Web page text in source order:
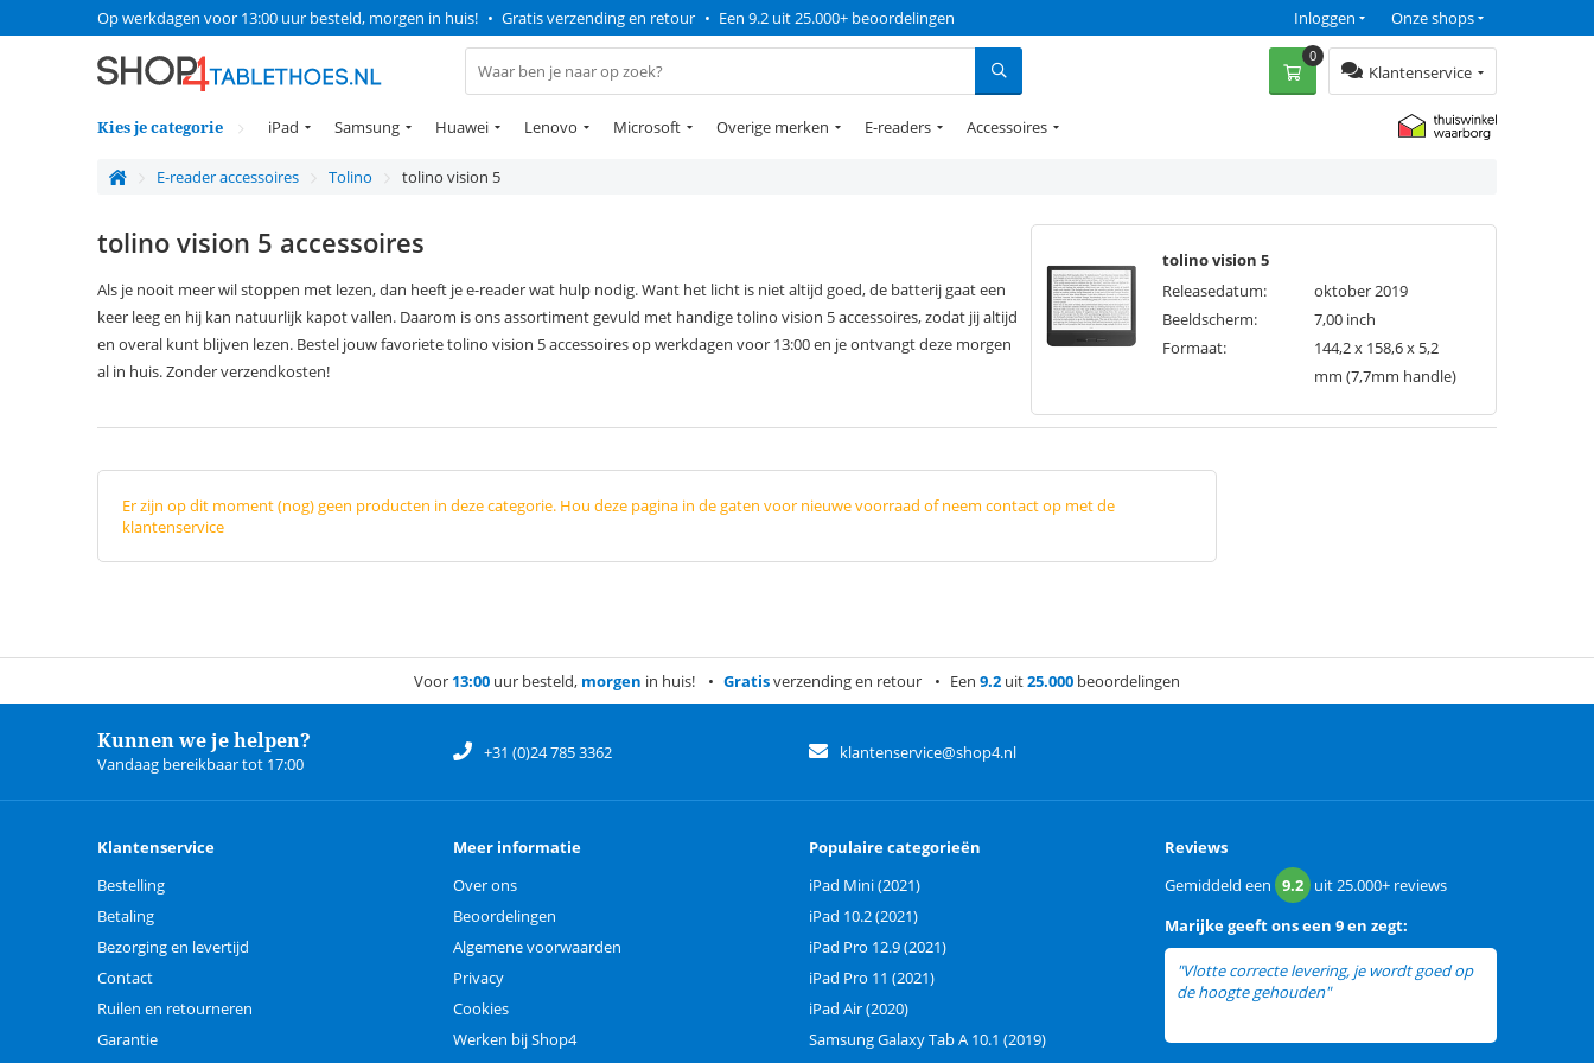
Op werkdagen voor 13:00 uur besteld, morgen in huis! • Gratis verzending en retour • Een 9.2 uit 25.000+ beoordelingen Onze shops
Inloggen
Klantenservice
0
Kies je categorie iPad Samsung Huawei Lenovo Microsoft Overige merken E-readers Accessoires
E-reader accessoires Tolino tolino vision 5
tolino vision 5 accessoires
Als je nooit meer wil stoppen met lezen, dan heeft je e-reader wat hulp nodig. Want het licht is niet altijd goed, de batterij gaat een
keer leeg en hij kan natuurlijk kapot vallen. Daarom is ons assortiment gevuld met handige tolino vision 5 accessoires, zodat jij altijd
en overal kunt blijven lezen. Bestel jouw favoriete tolino vision 5 accessoires op werkdagen voor 13:00 en je ontvangt deze morgen
al in huis. Zonder verzendkosten!
tolino vision 5
Releasedatum:
oktober 2019
Beeldscherm:
7,00 inch
Formaat:
144,2 x 158,6 x 5,2
mm (7,7mm handle)
Er zijn op dit moment (nog) geen producten in deze categorie. Hou deze pagina in de gaten voor nieuwe voorraad of neem contact op met de
klantenservice
Voor 13:00 uur besteld, morgen in huis! Gratisverzending en retour Een 9.2 uit25.000 beoordelingen
Kunnen we je helpen?
Vandaag bereikbaar tot 17:00
+31 (0)24 785 3362 klantenservice@shop4.nl
Klantenservice
Bestelling
Betaling
Bezorging en levertijd
Contact
Ruilen en retourneren
Garantie
Meer informatie
Over ons
Beoordelingen
Algemene voorwaarden
Privacy
Cookies
Werken bij Shop4
Populaire categorieën
iPad Mini (2021)
iPad 10.2 (2021)
iPad Pro 12.9 (2021)
iPad Pro 11 (2021)
iPad Air (2020)
Samsung Galaxy Tab A 10.1 (2019)
Reviews
Gemiddeld een 9.2 uit25.000+ reviews
Marijkegeeft ons een 9 en zegt:
"Vlotte correcte levering, je wordt goed op
de hoogte gehouden"